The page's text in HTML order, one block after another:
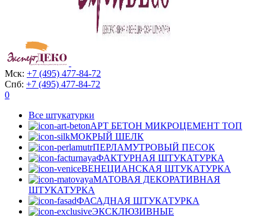
Мск: +7 (495) 477-84-72
Спб: +7 (495) 477-84-72
0
Все штукатурки
АРТ БЕТОН МИКРОЦЕМЕНТ ТОП
МОКРЫЙ ШЕЛК
ПЕРЛАМУТРОВЫЙ ПЕСОК
ФАКТУРНАЯ ШТУКАТУРКА
ВЕНЕЦИАНСКАЯ ШТУКАТУРКА
МАТОВАЯ ДЕКОРАТИВНАЯ
ШТУКАТУРКА
ФАСАДНАЯ ШТУКАТУРКА
ЭКСКЛЮЗИВНЫЕ